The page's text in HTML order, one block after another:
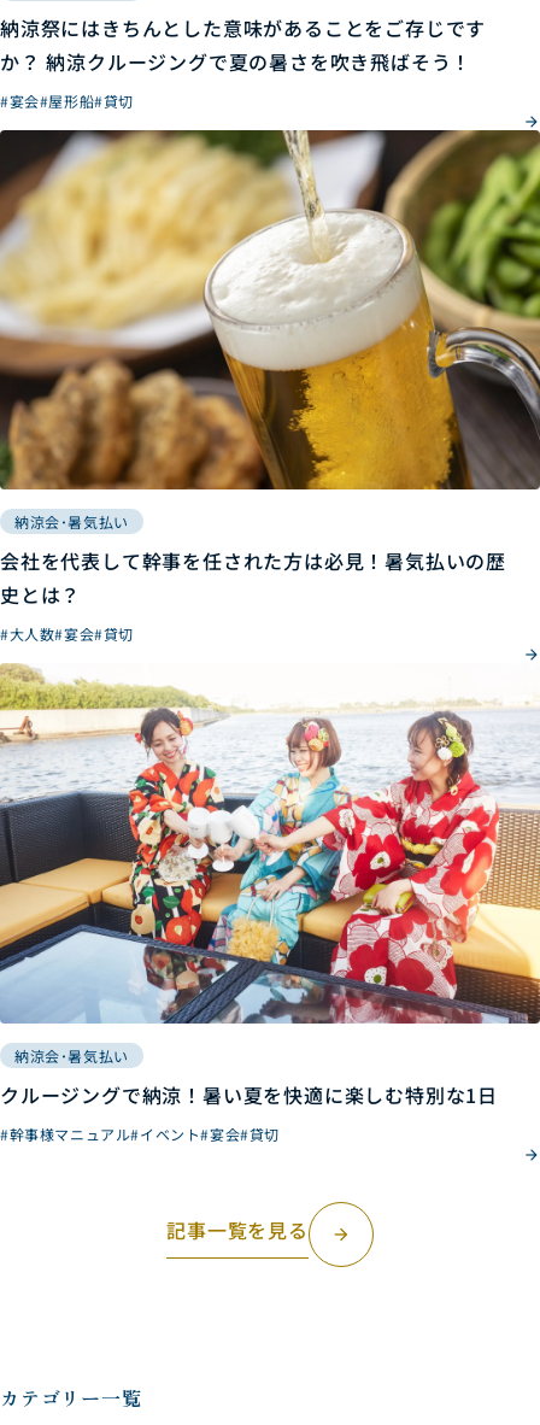
納涼祭にはきちんとした意味があることをご存じです
か？ 納涼クルージングで夏の暑さを吹き飛ばそう！
#宴会#屋形船#貸切
納涼会･暑気払い
会社を代表して幹事を任された方は必見！暑気払いの歴
史とは？
#大人数#宴会#貸切
納涼会･暑気払い
クルージングで納涼！暑い夏を快適に楽しむ特別な1日
#幹事様マニュアル#イベント#宴会#貸切
記事一覧を見る arrow_forward
カテゴリー一覧